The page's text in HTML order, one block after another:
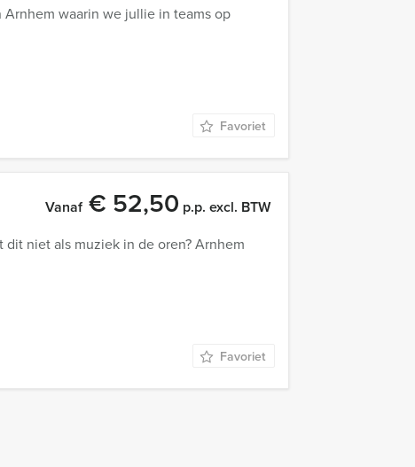
waarin we jullie in teams op
Favoriet
Vanaf€ 52,50 p.p. excl. BTW
niet als muziek in de oren? Arnhem
Favoriet